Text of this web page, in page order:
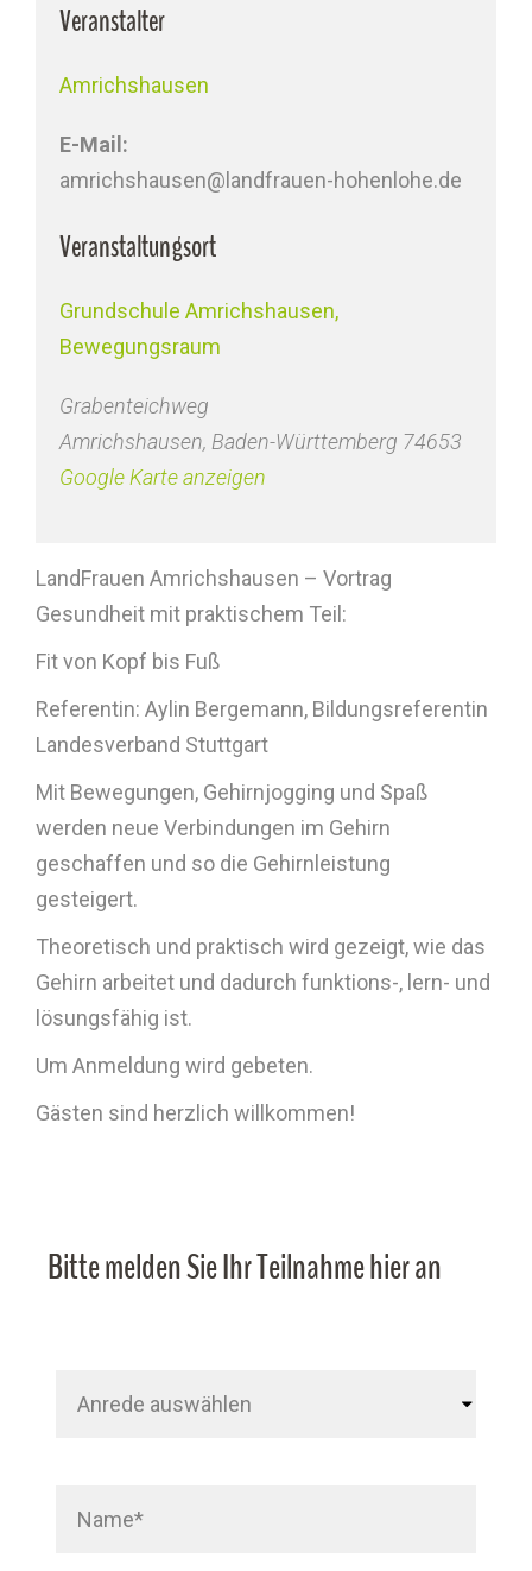
Veranstalter
Amrichshausen
E-Mail:
amrichshausen@landfrauen-hohenlohe.de
Veranstaltungsort
Grundschule Amrichshausen,
Bewegungsraum
Grabenteichweg
Amrichshausen, Baden-Württemberg 74653
Google Karte anzeigen
LandFrauen Amrichshausen – Vortrag
Gesundheit mit praktischem Teil:
Fit von Kopf bis Fuß
Referentin: Aylin Bergemann, Bildungsreferentin
Landesverband Stuttgart
Mit Bewegungen, Gehirnjogging und Spaß
werden neue Verbindungen im Gehirn
geschaffen und so die Gehirnleistung
gesteigert.
Theoretisch und praktisch wird gezeigt, wie das
Gehirn arbeitet und dadurch funktions-, lern- und
lösungsfähig ist.
Um Anmeldung wird gebeten.
Gästen sind herzlich willkommen!
Bitte melden Sie Ihr Teilnahme hier an